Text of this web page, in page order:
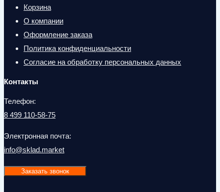
Корзина
О компании
Оформление заказа
Политика конфиденциальности
Согласие на обработку персональных данных
Контакты
Телефон:
8 499 110-58-75
Электронная почта:
info@sklad.market
Заказать звонок